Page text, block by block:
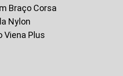
Braço Corsa
Nylon
Viena Plus